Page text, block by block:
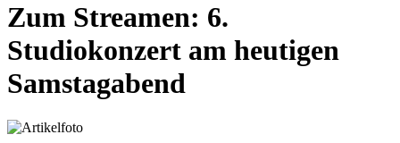
Zum Streamen: 6.
Studiokonzert am heutigen
Samstagabend